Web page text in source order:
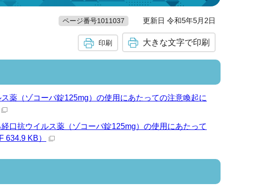
ページ番号1011037 更新日 令和5年5月2日
印刷 大きな文字で印刷
薬（ゾコーバ錠125mg）の使用にあたっての注意喚起に
口抗ウイルス薬（ゾコーバ錠125mg）の使用にあたって
634.9 KB）